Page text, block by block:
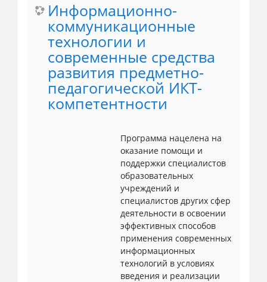
Информационно-
коммуникационные
технологии и
современные средства
развития предметно-
педагогической ИКТ-
компетентности
Программа нацелена на
оказание помощи и
поддержки специалистов
образовательных
учреждений и
специалистов других сфер
деятельности в освоении
эффективных способов
применения современных
информационных
технологий в условиях
введения и реализации